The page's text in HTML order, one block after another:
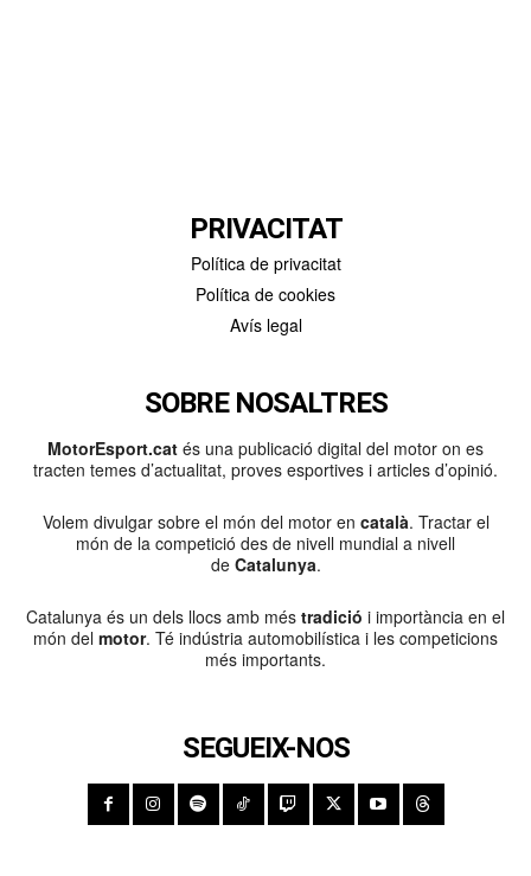
PRIVACITAT
Política de privacitat
Política de cookies
Avís legal
SOBRE NOSALTRES
MotorEsport.cat és una publicació digital del motor on es
tracten temes d’actualitat, proves esportives i articles d’opinió.
Volem divulgar sobre el món del motor en català. Tractar el
món de la competició des de nivell mundial a nivell
de Catalunya.
Catalunya és un dels llocs amb més tradició i importància en el
món del motor. Té indústria automobilística i les competicions
més importants.
SEGUEIX-NOS